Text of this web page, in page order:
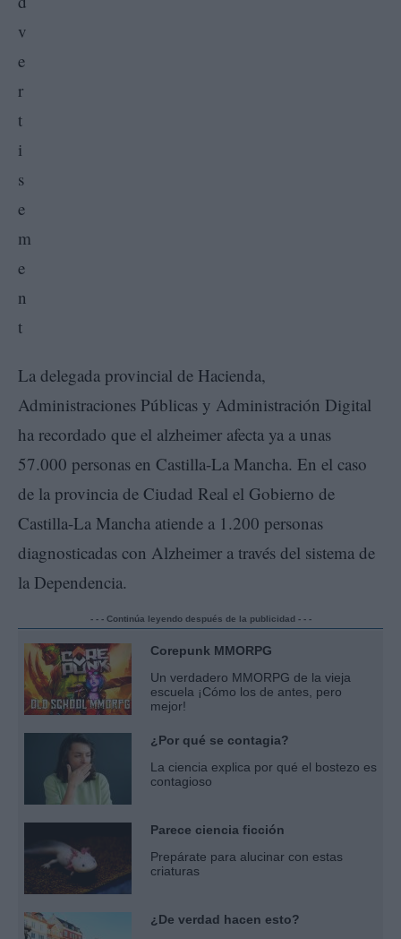
La delegada provincial de Hacienda,
Administraciones Públicas y Administración Digital
ha recordado que el alzheimer afecta ya a unas
57.000 personas en Castilla-La Mancha. En el caso
de la provincia de Ciudad Real el Gobierno de
Castilla-La Mancha atiende a 1.200 personas
diagnosticadas con Alzheimer a través del sistema de
la Dependencia.
- - - Continúa leyendo después de la publicidad - - -
Corepunk MMORPG
Un verdadero MMORPG de la vieja
escuela ¡Cómo los de antes, pero
mejor!
¿Por qué se contagia?
La ciencia explica por qué el bostezo es
contagioso
Parece ciencia ficción
Prepárate para alucinar con estas
criaturas
¿De verdad hacen esto?